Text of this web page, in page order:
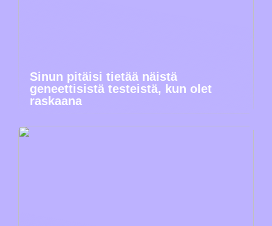
Sinun pitäisi tietää näistä
geneettisistä testeistä, kun olet
raskaana